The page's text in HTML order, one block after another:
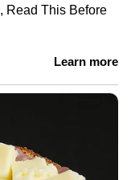
പോകാൻ
പൊലീസ്